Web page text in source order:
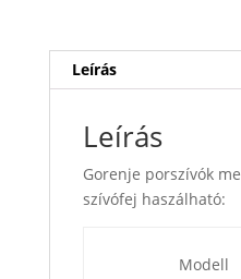
Leírás
Leírás
Gorenje porszívók
szívófej haszálható:
Modell